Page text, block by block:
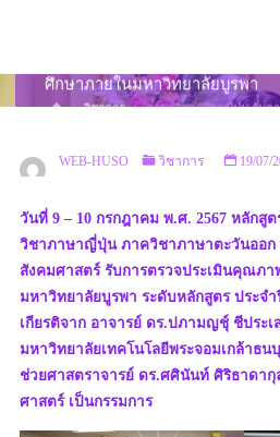
ศึกษาภายในมหาวิทยาลัยบูรพา
HOMEวิชาการ
สาขาวิชาภาษาญี่ปุ่น รับก
WEB-HUSO วิชาการ 19/07/
วันที่ 9 – 10 กรกฎาคม พ.ศ. 2567 หลัก
วิชาภาษาญี่ปุ่น ภาควิชาภาษาตะวันออ
สังคมศาสตร์ รับการตรวจประเมินคุณภา
มหาวิทยาลัยบูรพา ระดับหลักสูตร ประจ
เกียรติจาก อาจารย์ ดร.ปภามญชุ์ ชีประ
มหาวิทยาลัยเทคโนโลยีพระจอมเกล้าธน
ช่วยศาสตราจารย์ ดร.ศศินันท์ ศิริธาดา
ศาสตร์ เป็นกรรมการ